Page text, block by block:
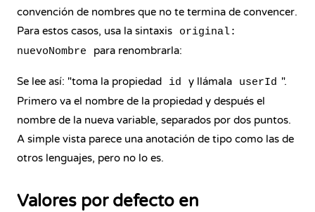
convención de nombres que no te termina de convencer.
Para estos casos, usa la sintaxis
original:
nuevoNombre
para renombrarla:
Se lee así: "toma la propiedad id y llámala userId ".
Primero va el nombre de la propiedad y después el
nombre de la nueva variable, separados por dos puntos.
A simple vista parece una anotación de tipo como las de
otros lenguajes, pero no lo es.
Valores por defecto en